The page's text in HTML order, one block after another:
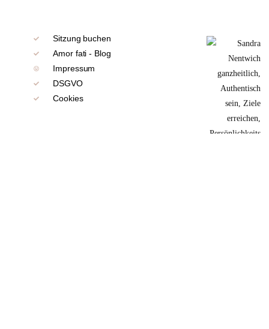
Sitzung buchen
Amor fati - Blog
Impressum
DSGVO
Cookies